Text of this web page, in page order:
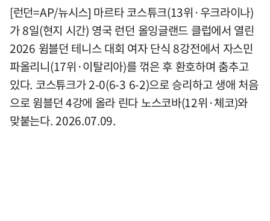
[런던=AP/뉴시스] 마르타 코스튜크(13위·우크라이나)
가 8일(현지 시간) 영국 런던 올잉글랜드 클럽에서 열린
2026 윔블던 테니스 대회 여자 단식 8강전에서 자스민
파올리니(17위·이탈리아)를 꺾은 후 환호하며 춤추고
있다. 코스튜크가 2-0(6-3 6-2)으로 승리하고 생애 처음
으로 윔블던 4강에 올라 린다 노스코바(12위·체코)와
맞붙는다. 2026.07.09.